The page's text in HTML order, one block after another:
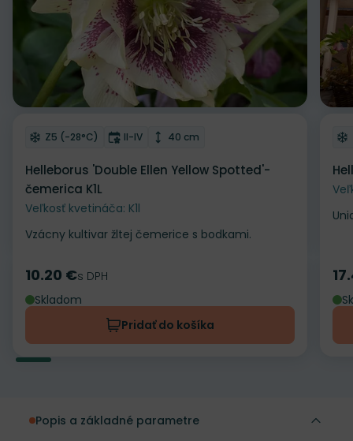
Odober do zoznamu želaní
Mrazuvzdornosť
Z5 (-28°C) Doba kvitnutia
II-IV Výška rastliny
40 cm
Helleborus 'Double Ellen Yellow Spotted'-
čemerica K1L
Veľkosť kvetináča: K1l
Vzácny kultivar žltej čemerice s bodkami.
Cena
10.20 €s DPH
Skladom
Pridať do košíka
Popis a základné parametre